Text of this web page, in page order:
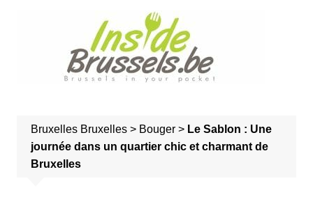
Bruxelles Bruxelles> Bouger> Le Sablon : Une
journée dans un quartier chic et charmant de
Bruxelles